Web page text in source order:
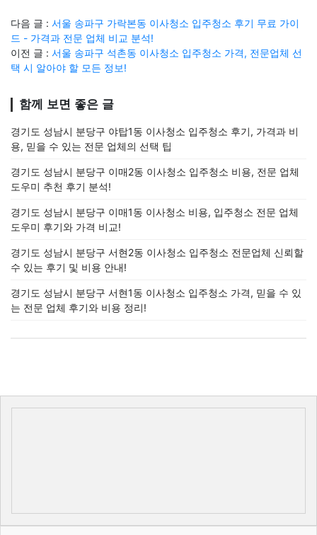
다음 글 : 서울 송파구 가락본동 이사청소 입주청소 후기 무료 가이
드 - 가격과 전문 업체 비교 분석!
이전 글 : 서울 송파구 석촌동 이사청소 입주청소 가격, 전문업체 선
택 시 알아야 할 모든 정보!
함께 보면 좋은 글
경기도 성남시 분당구 야탑1동 이사청소 입주청소 후기, 가격과 비
용, 믿을 수 있는 전문 업체의 선택 팁
경기도 성남시 분당구 이매2동 이사청소 입주청소 비용, 전문 업체
도우미 추천 후기 분석!
경기도 성남시 분당구 이매1동 이사청소 비용, 입주청소 전문 업체
도우미 후기와 가격 비교!
경기도 성남시 분당구 서현2동 이사청소 입주청소 전문업체 신뢰할
수 있는 후기 및 비용 안내!
경기도 성남시 분당구 서현1동 이사청소 입주청소 가격, 믿을 수 있
는 전문 업체 후기와 비용 정리!